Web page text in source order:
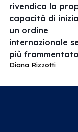
rivendica la
capacità di
un ordine
internazionale
più frammentato
Diana Rizzotti